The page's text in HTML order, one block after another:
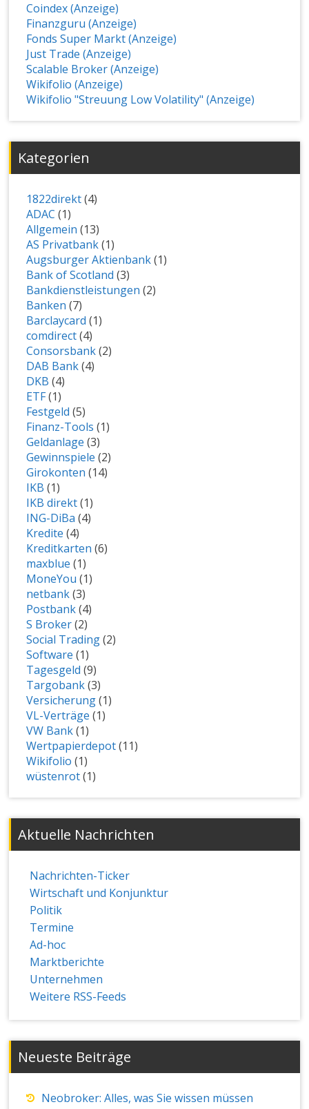
Coindex (Anzeige)
Finanzguru (Anzeige)
Fonds Super Markt (Anzeige)
Just Trade (Anzeige)
Scalable Broker (Anzeige)
Wikifolio (Anzeige)
Wikifolio "Streuung Low Volatility" (Anzeige)
Kategorien
1822direkt(4)
ADAC (1)
Allgemein (13)
AS Privatbank(1)
Augsburger Aktienbank(1)
Bank of Scotland (3)
Bankdienstleistungen (2)
Banken (7)
Barclaycard (1)
comdirect(4)
Consorsbank(2)
DAB Bank(4)
DKB (4)
ETF(1)
Festgeld (5)
Finanz-Tools (1)
Geldanlage (3)
Gewinnspiele (2)
Girokonten (14)
IKB (1)
IKB direkt(1)
ING-DiBa (4)
Kredite (4)
Kreditkarten (6)
maxblue (1)
MoneYou (1)
netbank(3)
Postbank(4)
S Broker(2)
Social Trading(2)
Software (1)
Tagesgeld (9)
Targobank(3)
Versicherung(1)
VL-Verträge (1)
VW Bank(1)
Wertpapierdepot(11)
Wikifolio (1)
wüstenrot(1)
Aktuelle Nachrichten
Nachrichten-Ticker
Wirtschaft und Konjunktur
Politik
Termine
Ad-hoc
Marktberichte
Unternehmen
Weitere RSS-Feeds
Neueste Beiträge
Neobroker: Alles, was Sie wissen müssen